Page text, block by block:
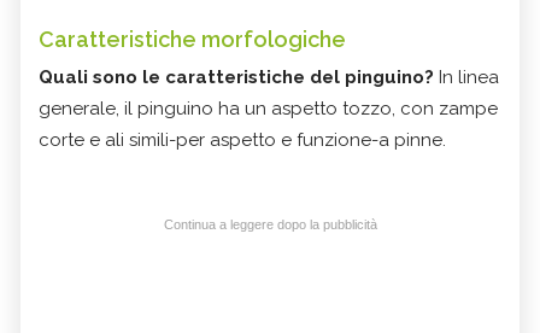
Caratteristiche morfologiche
Quali sono le caratteristiche del pinguino? In linea
generale, il pinguino ha un aspetto tozzo, con zampe
corte e ali simili-per aspetto e funzione-a pinne.
Continua a leggere dopo la pubblicità